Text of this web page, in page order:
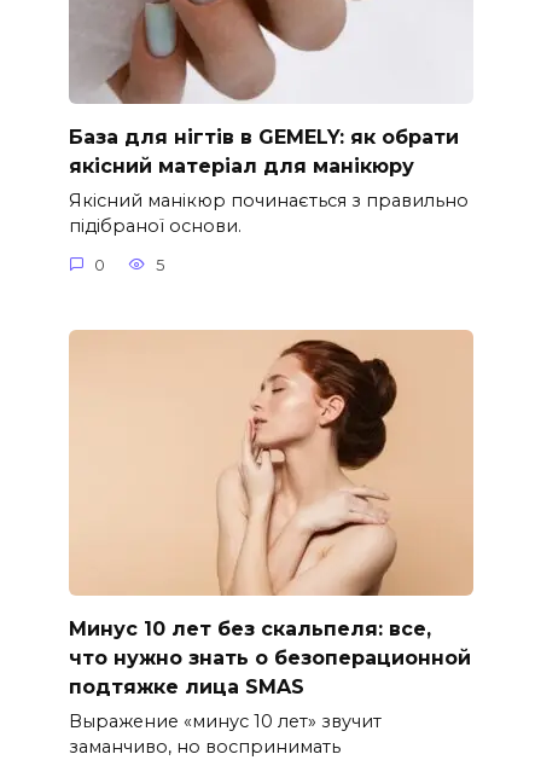
База для нігтів в GEMELY: як обрати
якісний матеріал для манікюру
Якісний манікюр починається з правильно
підібраної основи.
0 5
Минус 10 лет без скальпеля: все,
что нужно знать о безоперационной
подтяжке лица SMAS
Выражение «минус 10 лет» звучит
заманчиво, но воспринимать